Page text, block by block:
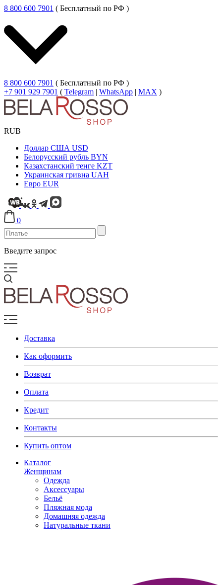
8 800 600 7901 ( Бесплатный по РФ )
8 800 600 7901 ( Бесплатный по РФ )
+7 901 929 7901 ( Telegram | WhatsApp | MAX )
RUB
Доллар США USD
Белорусский рубль BYN
Казахстанский тенге KZT
Украинская гривна UAH
Евро EUR
0
Введите запрос
Доставка
Как оформить
Возврат
Оплата
Кредит
Контакты
Купить оптом
Каталог
Женщинам
Одежда
Аксессуары
Бельё
Пляжная мода
Домашняя одежда
Натуральные ткани